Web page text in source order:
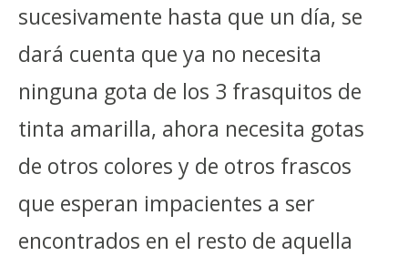
sucesivamente hasta que un día, se
dará cuenta que ya no necesita
ninguna gota de los 3 frasquitos de
tinta amarilla, ahora necesita gotas
de otros colores y de otros frascos
que esperan impacientes a ser
encontrados en el resto de aquella